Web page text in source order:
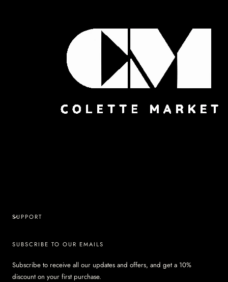
SUPPORT
SUBSCRIBE TO OUR EMAILS
Subscribe to receive all our updates and offers, and get a 10%
discount on your first purchase.